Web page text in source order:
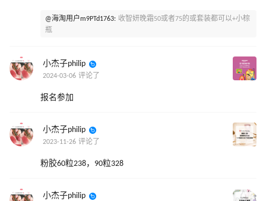
@海淘用户m9PTd1763: 收智妍晚霜50或者75的或套装都可以+小棕
瓶
小杰子philip
2024-03-06 评论了
报名参加
小杰子philip
2023-11-26 评论了
粉胶60粒238，90粒328
小杰子philip